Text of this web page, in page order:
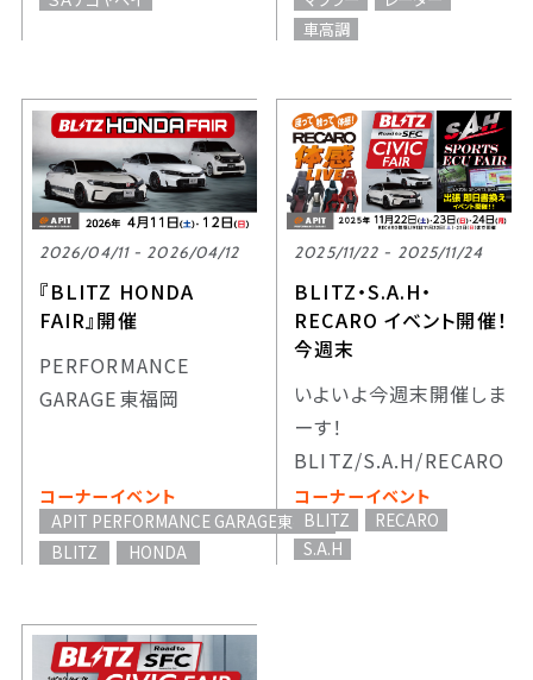
車高調
2026/04/11 - 2026/04/12
『BLITZ HONDA
FAIR』開催
PERFORMANCE
GARAGE東福岡
コーナーイベント
APIT PERFORMANCE GARAGE東福岡
BLITZ
HONDA
2025/11/22 - 2025/11/24
BLITZ・S.A.H・
RECARO イベント開催！
今週末
いよいよ今週末開催しま
ーす！
BLITZ/S.A.H/RECARO
コーナーイベント
BLITZ
RECARO
S.A.H